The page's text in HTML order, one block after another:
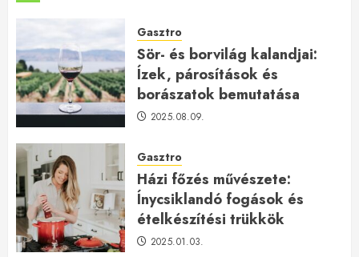
Gasztro
Sör- és borvilág kalandjai:
Ízek, párosítások és
borászatok bemutatása
2025.08.09.
Gasztro
Házi főzés művészete:
Ínycsiklandó fogások és
ételkészítési trükkök
2025.01.03.